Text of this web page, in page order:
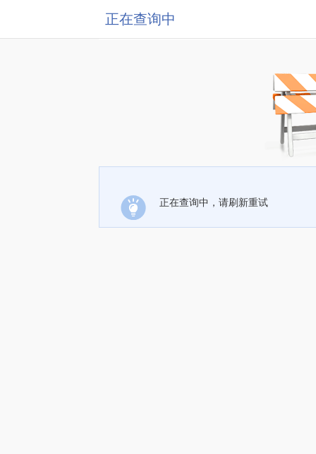
正在查询中
正在查询中，请刷新重试